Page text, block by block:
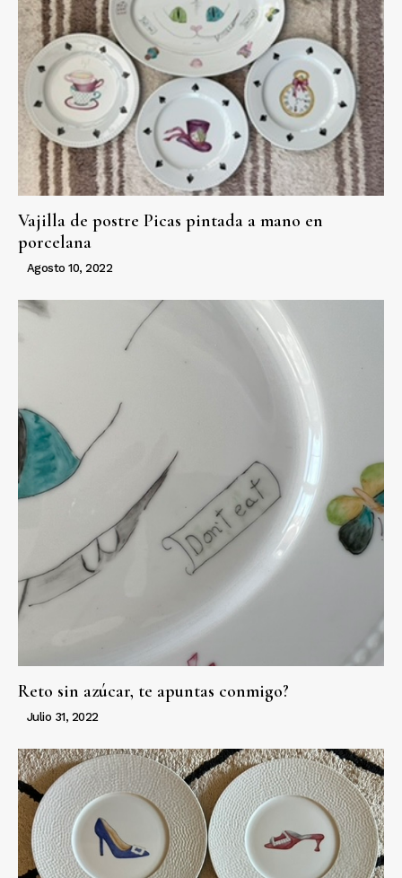
Vajilla de postre Picas pintada a mano en
porcelana
Agosto 10, 2022
Reto sin azúcar, te apuntas conmigo?
Julio 31, 2022